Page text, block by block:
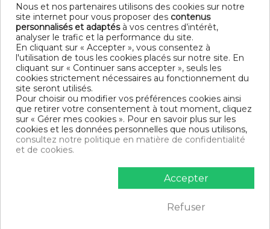
Finition housse de couette : Bouton Pression
Finition taie d'oreiller : Sac
Modèle : Bleu Polaire
Tissage serré - 57 fils /cm²
DIMENSIONS & GUIDE
Housse de couette
140 x 200 cm : 1 personne
200 x 200 cm : 1-2 personnes
220 x 240 cm : 2 personnes
240 x 260 cm : 2 personnes
Taie d'oreiller (1 taie pour la taille 140 x 200 cm, 2 taies pour
les autres tailles)
1 housse de couette 220x240 cm Bleu Polaire
2 taies d'oreiller 63x63 cm
Nous et nos partenaires utilisons des cookies sur notre
site internet pour vous proposer des contenus
personnalisés et adaptésà vos centres d’intérêt,
analyser le trafic et la performance du site.
En cliquant sur « Accepter », vous consentez à
l'utilisation de tous les cookies placés sur notre site. En
cliquant sur « Continuer sans accepter », seuls les
cookies strictement nécessaires au fonctionnement du
site seront utilisés.
Pour choisir ou modifier vos préférences cookies ainsi
que retirer votre consentement à tout moment, cliquez
sur « Gérer mes cookies ». Pour en savoir plus sur les
cookies et les données personnelles que nous utilisons,
consultez notre politique en matière de confidentialité
et de cookies.
Accepter
Refuser